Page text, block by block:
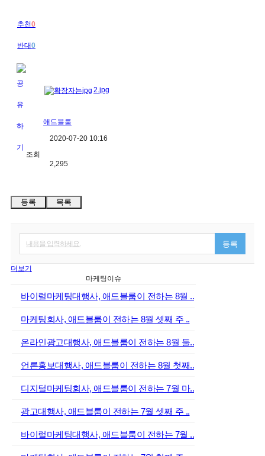
추천0
반대0
2.jpg
애드블룸
2020-07-20 10:16
조회
2,295
등록 목록
내용을 입력하세요. 등록
더보기
마케팅이슈
바이럴마케팅대행사, 애드블룸이 전하는 8월 ..
마케팅회사, 애드블룸이 전하는 8월 셋째 주 ..
온라인광고대행사, 애드블룸이 전하는 8월 둘..
언론홍보대행사, 애드블룸이 전하는 8월 첫째..
디지털마케팅회사, 애드블룸이 전하는 7월 마..
광고대행사, 애드블룸이 전하는 7월 셋째 주 ..
바이럴마케팅대행사, 애드블룸이 전하는 7월 ..